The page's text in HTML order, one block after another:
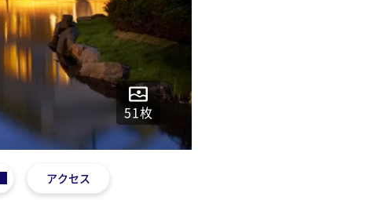
51枚
アクセス